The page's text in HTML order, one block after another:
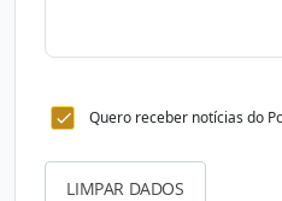
Quero receber notícias do
LIMPAR DADOS